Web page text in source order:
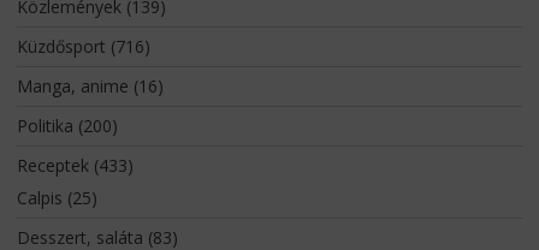
Közlemények(139)
Küzdősport (716)
Manga, anime (16)
Politika (200)
Receptek(433)
Calpis (25)
Desszert, saláta (83)